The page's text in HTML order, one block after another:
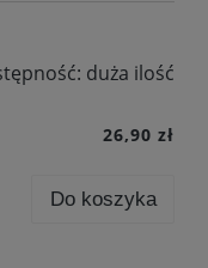
duża ilość
26,90 zł
Do koszyka